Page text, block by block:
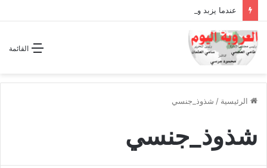
عندما يزبد ويرعد الفرس المجوس !!
القائمة
الرئيسية / شذوذ_جنسي
شذوذ_جنسي